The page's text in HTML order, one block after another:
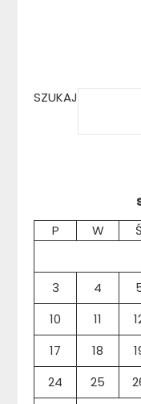
SZUKAJ
P W Ś
3
4
10
11
17
18
24
25